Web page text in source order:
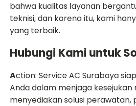
bahwa kualitas layanan
teknisi, dan karena itu, kami
yang terbaik.
Hubungi Kami untuk
Action: Service AC Surabaya
Anda dalam menjaga kesejukan
menyediakan solusi perawatan,